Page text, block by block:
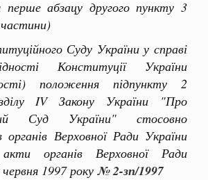
перше абзацу другого пункту 3
Суду України у справі
Конституції України
положення підпункту 2
IV Закону України "Про
Суд України" стосовно
органів Верховної Ради України
органів Верховної Ради
1997 року № 2-зп/1997